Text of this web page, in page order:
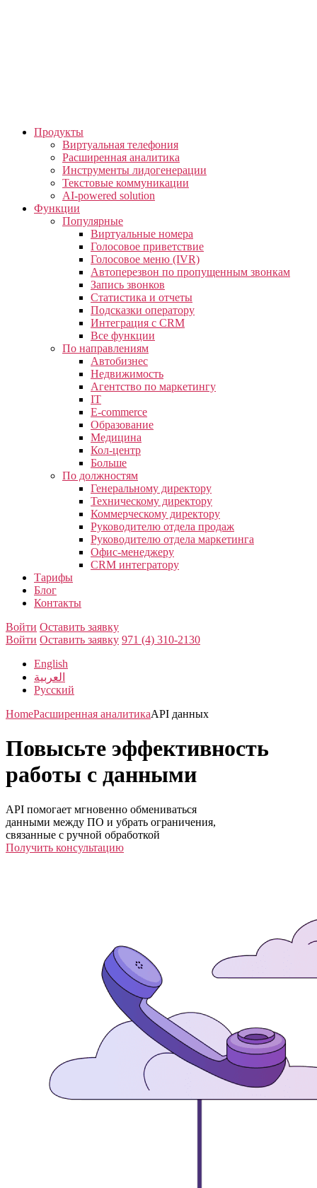
Продукты
Виртуальная телефония
Расширенная аналитика
Инструменты лидогенерации
Текстовые коммуникации
AI-powered solution
Функции
Популярные
Виртуальные номера
Голосовое приветствие
Голосовое меню (IVR)
Автоперезвон по пропущенным звонкам
Запись звонков
Статистика и отчеты
Подсказки оператору
Интеграция с CRM
Все функции
По направлениям
Автобизнес
Недвижимость
Агентство по маркетингу
IT
E-commerce
Образование
Медицина
Кол-центр
Больше
По должностям
Генеральному директору
Техническому директору
Коммерческому директору
Руководителю отдела продаж
Руководителю отдела маркетинга
Офис-менеджеру
CRM интегратору
Тарифы
Блог
Контакты
Войти Оставить заявку
Войти Оставить заявку 971 (4) 310-2130
English
العربية
Русский
HomeРасширенная аналитикаAPI данных
Повысьте эффективность
работы с данными
API помогает мгновенно обмениваться
данными между ПО и убрать ограничения,
связанные с ручной обработкой
Получить консультацию